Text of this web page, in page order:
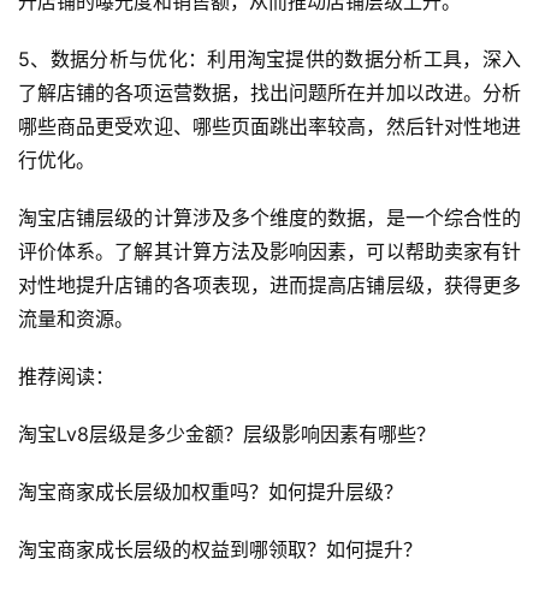
优
化
A
观
察
电
商
运
营
播
货
登录 注册
5、数据分析与优化：利用淘宝提供的数据分析工具，深入
了解店铺的各项运营数据，找出问题所在并加以改进。分析
哪些商品更受欢迎、哪些页面跳出率较高，然后针对性地进
行优化。
淘宝店铺层级的计算涉及多个维度的数据，是一个综合性的
评价体系。了解其计算方法及影响因素，可以帮助卖家有针
对性地提升店铺的各项表现，进而提高店铺层级，获得更多
流量和资源。
推荐阅读：
淘宝Lv8层级是多少金额？层级影响因素有哪些？
淘宝商家成长层级加权重吗？如何提升层级？
淘宝商家成长层级的权益到哪领取？如何提升？